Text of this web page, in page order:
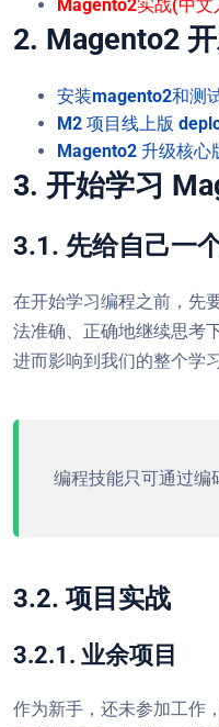
Magento2实战(中文
2. Magento2
安装magento2和测
M2 项目线上版
Magento2 升级核心
3. 开始学习
3.1. 先给自己一
在开始学习编程之前，先
法准确、正确地继续思考
进而影响到我们的整个学
编程技能只可通过编
3.2. 项目实战
3.2.1. 业余项目
作为新手，还未参加工作